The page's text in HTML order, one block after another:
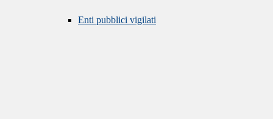
Enti pubblici vigilati